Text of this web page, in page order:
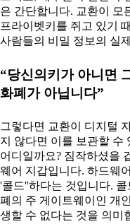
은 간단합니다. 교환이 모
프라이벳키를 쥐고 있기
사람들의 비밀 정보의 실
“당신의키가 아니면
화폐가 아닙니다”
그렇다면 교환이 디지털
지 않다면 이를 보관할 수
어디일까요? 짐작하셨을
웨어 지갑입니다. 하드웨
'콜드''하다는 것입니다.
폐의 주 게이트웨이인 개
생할 수 없다는 것을 의미